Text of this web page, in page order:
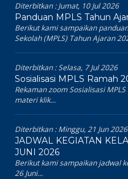
Diterbitkan :Jumat, 10 Jul 2026
Panduan MPLS Tahun
Berikut kami sampaikan
Sekolah (MPLS) Tahun Ajaran
Diterbitkan :Selasa, 7 Jul 2026
Sosialisasi MPLS Ramah
Rekaman zoom Sosialisasi
materi klik...
Diterbitkan :Minggu, 21 Jun 2026
JADWAL KEGIATAN
JUNI 2026
Berikut kami sampaikan jadwal
26 Juni...